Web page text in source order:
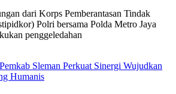
dari Korps Pemberantasan Tindak
Polri bersama Polda Metro Jaya
penggeledahan
Sleman Perkuat Sinergi Wujudkan
Humanis